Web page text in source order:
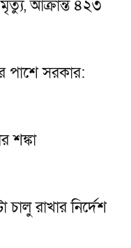
আক্রান্ত ৪২৩
পাশে সরকার:
শঙ্কা
রাখার নির্দেশ